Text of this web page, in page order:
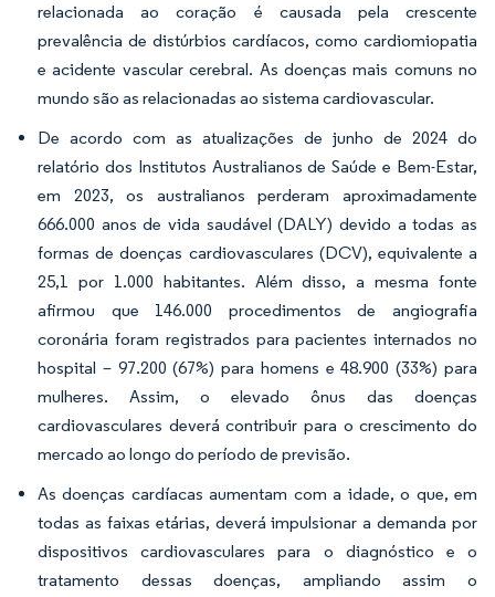
relacionada ao coração é causada pela crescente
prevalência de distúrbios cardíacos, como cardiomiopatia
e acidente vascular cerebral. As doenças mais comuns no
mundo são as relacionadas ao sistema cardiovascular.
De acordo com as atualizações de junho de 2024 do
relatório dos Institutos Australianos de Saúde e Bem-Estar,
em 2023, os australianos perderam aproximadamente
666.000 anos de vida saudável (DALY) devido a todas as
formas de doenças cardiovasculares (DCV), equivalente a
25,1 por 1.000 habitantes. Além disso, a mesma fonte
afirmou que 146.000 procedimentos de angiografia
coronária foram registrados para pacientes internados no
hospital – 97.200 (67%) para homens e 48.900 (33%) para
mulheres. Assim, o elevado ônus das doenças
cardiovasculares deverá contribuir para o crescimento do
mercado ao longo do período de previsão.
As doenças cardíacas aumentam com a idade, o que, em
todas as faixas etárias, deverá impulsionar a demanda por
dispositivos cardiovasculares para o diagnóstico e o
tratamento dessas doenças, ampliando assim o